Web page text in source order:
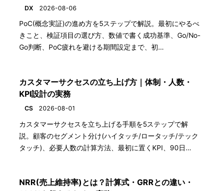
DX 2026-08-06
PoC(概念実証)の進め方を5ステップで解説。最初にやるべ
きこと、検証項目の選び方、数値で書く成功基準、Go/No-
Go判断、PoC疲れを避ける期間設定まで、初…
カスタマーサクセスの立ち上げ方｜体制・人数・
KPI設計の実務
CS 2026-08-01
カスタマーサクセスを立ち上げる手順を5ステップで解
説。顧客のセグメント分け(ハイタッチ/ロータッチ/テック
タッチ)、必要人数の計算方法、最初に置くKPI、90日…
NRR(売上維持率)とは？計算式・GRRとの違い・